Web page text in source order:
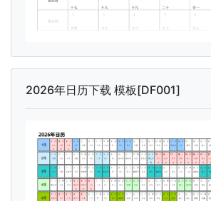
2026年日历下载 模板[DF001]